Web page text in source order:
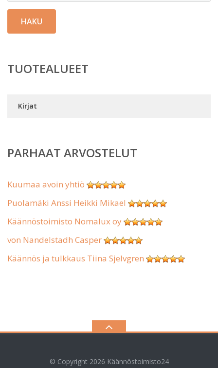
HAKU
TUOTEALUEET
Kirjat
PARHAAT ARVOSTELUT
Kuumaa avoin yhtiö
Puolamäki Anssi Heikki Mikael
Käännöstoimisto Nomalux oy
von Nandelstadh Casper
Käännös ja tulkkaus Tiina Sjelvgren
© Copyright 2026 Käännöstoimisto24